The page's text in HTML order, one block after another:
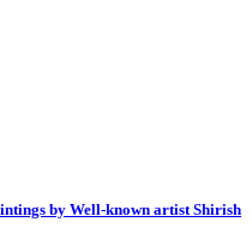
by Well-known artist Shirish